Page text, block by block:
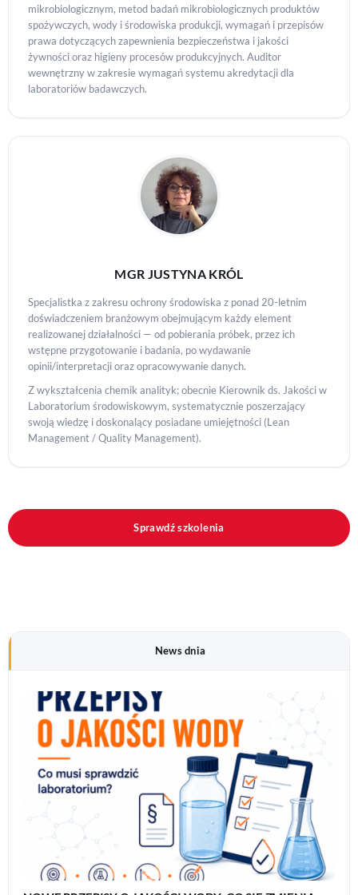
mikrobiologicznym, metod badań mikrobiologicznych produktów
spożywczych, wody i środowiska produkcji, wymagań i przepisów
prawa dotyczących zapewnienia bezpieczeństwa i jakości
żywności oraz higieny procesów produkcyjnych. Auditor
wewnętrzny w zakresie wymagań systemu akredytacji dla
laboratoriów badawczych.
MGR JUSTYNA KRÓL
Specjalistka z zakresu ochrony środowiska z ponad 20-letnim
doświadczeniem branżowym obejmującym każdy element
realizowanej działalności — od pobierania próbek, przez ich
wstępne przygotowanie i badania, po wydawanie
opinii/interpretacji oraz opracowywanie danych.
Z wykształcenia chemik analityk; obecnie Kierownik ds. Jakości w
Laboratorium środowiskowym, systematycznie poszerzający
swoją wiedzę i doskonalący posiadane umiejętności (Lean
Management / Quality Management).
Sprawdź szkolenia
News dnia